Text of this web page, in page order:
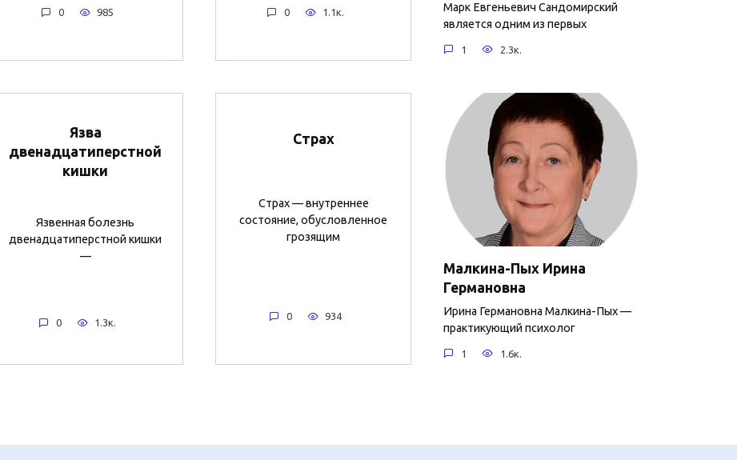
0 985 0 1.1к.
Марк Евгеньевич Сандомирский
является одним из первых
1 2.3к.
Язва
двенадцатиперстной
кишки
Язвенная болезнь
двенадцатиперстной кишки
—
0 1.3к.
Страх
Страх — внутреннее
состояние, обусловленное
грозящим
0 934
Малкина-Пых Ирина
Германовна
Ирина Германовна Малкина-Пых —
практикующий психолог
1 1.6к.